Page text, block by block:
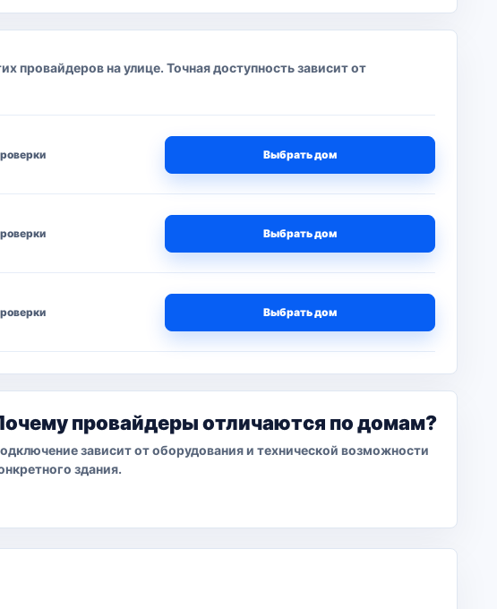
провайдеров на улице. Точная доступность зависит от
Выбрать дом
Выбрать дом
Выбрать дом
провайдеры отличаются по домам?
зависит от оборудования и технической возможности
здания.